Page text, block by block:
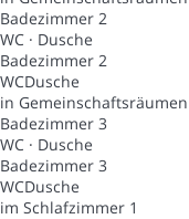
Badezimmer 2
WC · Dusche
Badezimmer 2
WCDusche
in Gemeinschaftsräumen
Badezimmer 3
WC · Dusche
Badezimmer 3
WCDusche
im Schlafzimmer 1